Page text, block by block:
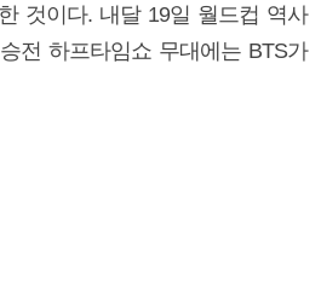
것이다. 내달 19일 월드컵 역사
전 하프타임쇼 무대에는 BTS가